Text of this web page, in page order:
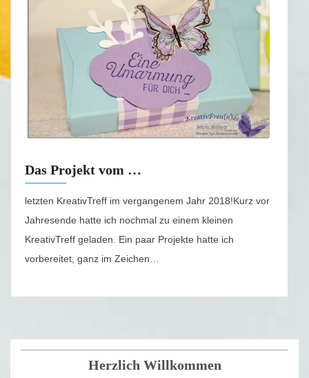
Das Projekt vom …
letzten KreativTreff im vergangenem Jahr 2018!Kurz vor
Jahresende hatte ich nochmal zu einem kleinen
KreativTreff geladen. Ein paar Projekte hatte ich
vorbereitet, ganz im Zeichen…
Herzlich Willkommen